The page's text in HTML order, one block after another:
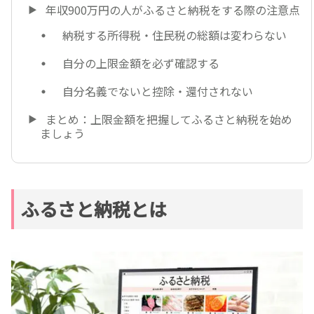
年収900万円の人がふるさと納税をする際の注意点
納税する所得税・住民税の総額は変わらない
自分の上限金額を必ず確認する
自分名義でないと控除・還付されない
まとめ：上限金額を把握してふるさと納税を始め
ましょう
ふるさと納税とは